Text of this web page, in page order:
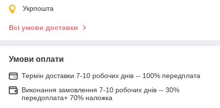
Укрпошта
Всі умови доставки
Умови оплати
Термін доставки 7-10 робочих днів -- 100% передплата
Виконання замовлення 7-10 робочих днів -- 30%
передоплата+ 70% наложка